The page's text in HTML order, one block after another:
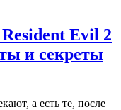
Evil 2
и секреты
а есть те, после